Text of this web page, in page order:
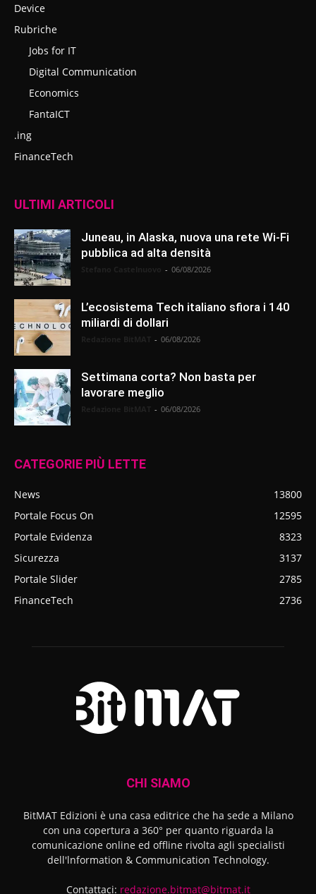
Device
Rubriche
Jobs for IT
Digital Communication
Economics
FantaICT
.ing
FinanceTech
ULTIMI ARTICOLI
Juneau, in Alaska, nuova una rete Wi-Fi
pubblica ad alta densità
- 06/08/2026
L’ecosistema Tech italiano sfiora i 140
miliardi di dollari
- 06/08/2026
Settimana corta? Non basta per
lavorare meglio
- 06/08/2026
CATEGORIE PIÙ LETTE
News
13800
Portale Focus On
12595
Portale Evidenza
8323
Sicurezza
3137
Portale Slider
2785
FinanceTech
2736
CHI SIAMO
BitMAT Edizioni è una casa editrice che ha sede a Milano
con una copertura a 360° per quanto riguarda la
comunicazione online ed offline rivolta agli specialisti
dell'lnformation & Communication Technology.
Contattaci: redazione.bitmat@bitmat.it